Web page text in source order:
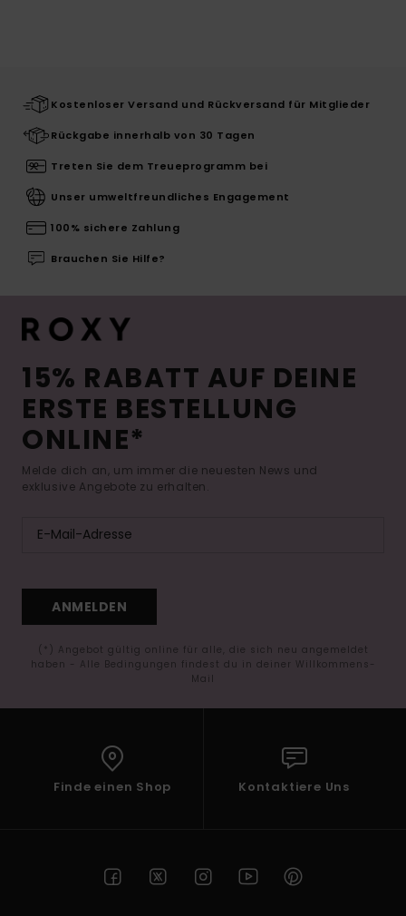
Kostenloser Versand und Rückversand für Mitglieder
Rückgabe innerhalb von 30 Tagen
Treten Sie dem Treueprogramm bei
Unser umweltfreundliches Engagement
100% sichere Zahlung
Brauchen Sie Hilfe?
15% RABATT AUF DEINE
ERSTE BESTELLUNG
ONLINE*
Melde dich an, um immer die neuesten News und
exklusive Angebote zu erhalten.
ANMELDEN
(*) Angebot gültig online für alle, die sich neu angemeldet
haben - Alle Bedingungen findest du in deiner Willkommens-
Mail
Finde einen Shop Kontaktiere Uns